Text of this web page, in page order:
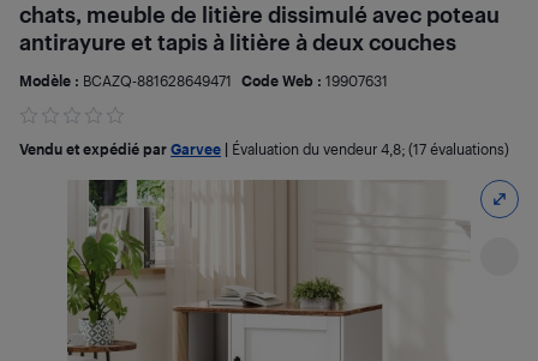
chats, meuble de litière dissimulé avec poteau
antirayure et tapis à litière à deux couches
Modèle : BCAZQ-881628649471 Code Web : 19907631
Vendu et expédié par Garvee Évaluation du vendeur 4,8; (17 évaluations)